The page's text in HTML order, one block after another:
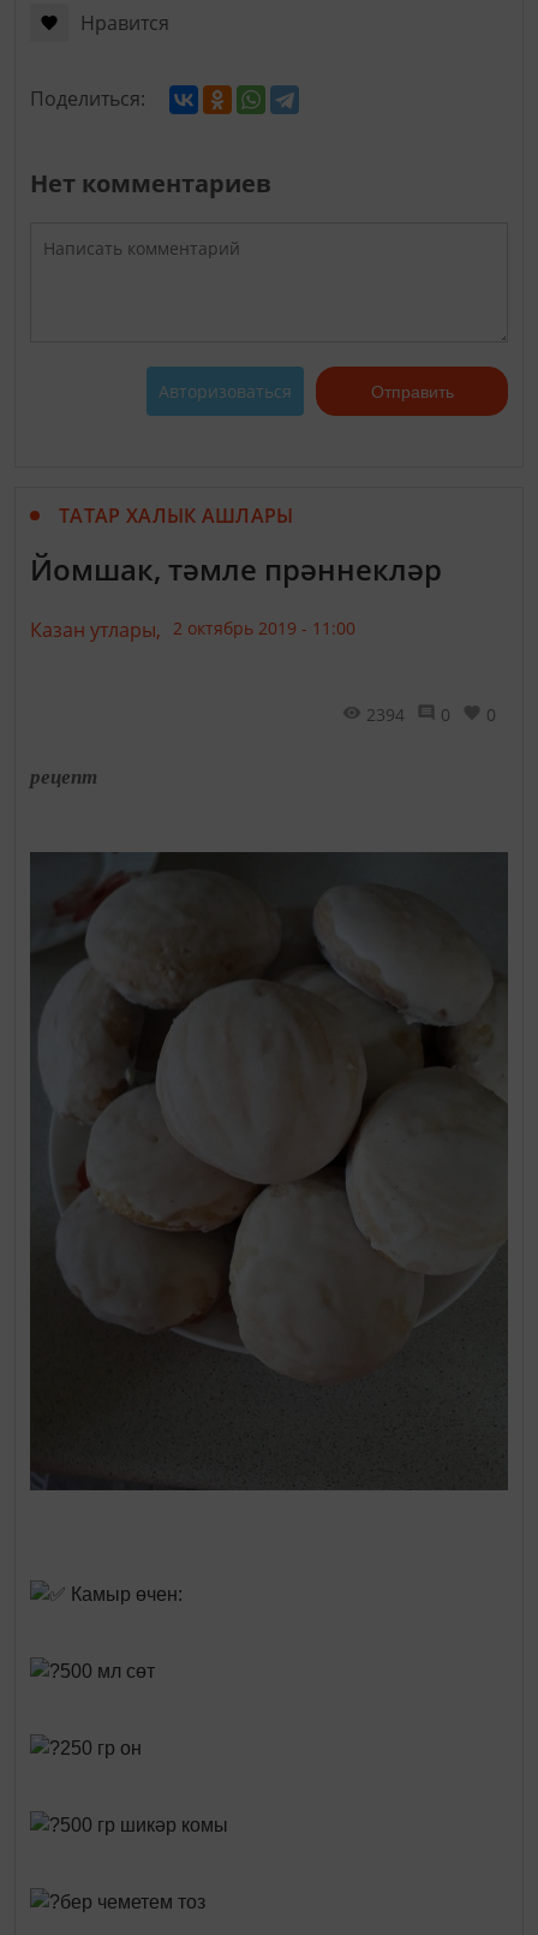
Нравится
Поделиться:
Нет комментариев
Авторизоваться Отправить
ТАТАР ХАЛЫК АШЛАРЫ
Йомшак, тәмле прәннекләр
Казан утлары, 2 октябрь 2019 - 11:00
2394 0 0
рецепт
Камыр өчен:
500 мл сөт
250 гр он
500 гр шикәр комы
бер чеметем тоз